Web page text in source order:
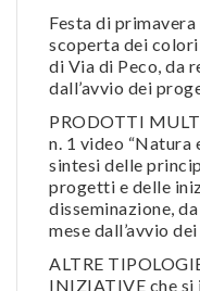
Festa di
scoperta dei colori
di Via di Peco, da
dall’avvio dei
PRODOTTI
n. 1 video “Natura
sintesi delle
progetti e delle
disseminazione,
mese dall’avvio
ALTRE
INIZIATIVE che